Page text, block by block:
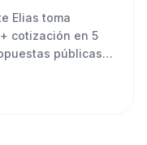
Elias toma
cotización en 5
públicas